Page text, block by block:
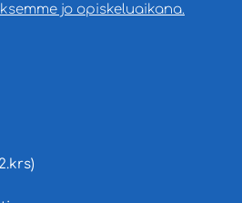
jo opiskeluaikana.